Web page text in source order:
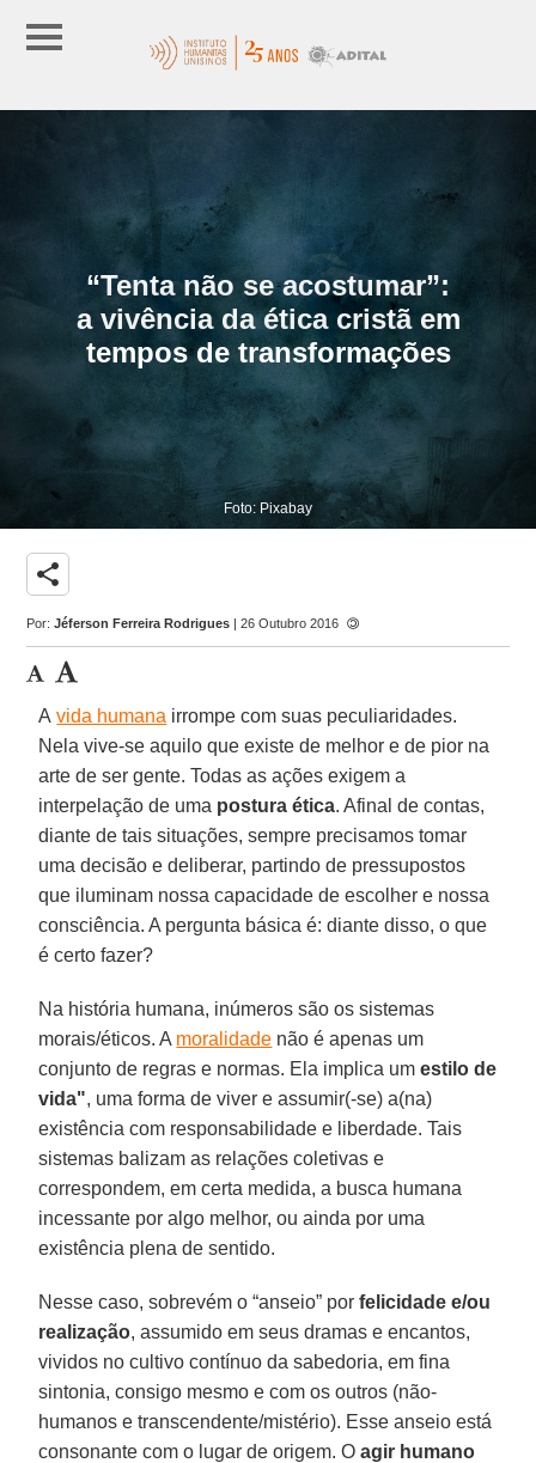
“Tenta não se acostumar”:
a vivência da ética cristã em
tempos de transformações
Foto: Pixabay
share
Por:Jéferson Ferreira Rodrigues | 26 Outubro 2016
A vida humana irrompe com suas peculiaridades.
Nela vive-se aquilo que existe de melhor e de pior na
arte de ser gente. Todas as ações exigem a
interpelação de uma postura ética. Afinal de contas,
diante de tais situações, sempre precisamos tomar
uma decisão e deliberar, partindo de pressupostos
que iluminam nossa capacidade de escolher e nossa
consciência. A pergunta básica é: diante disso, o que
é certo fazer?
Na história humana, inúmeros são os sistemas
morais/éticos. A moralidade não é apenas um
conjunto de regras e normas. Ela implica umestilo de
vida", uma forma de viver e assumir(-se) a(na)
existência com responsabilidade e liberdade. Tais
sistemas balizam as relações coletivas e
correspondem, em certa medida, a busca humana
incessante por algo melhor, ou ainda por uma
existência plena de sentido.
Nesse caso, sobrevém o “anseio” porfelicidade e/ou
realização, assumido em seus dramas e encantos,
vividos no cultivo contínuo da sabedoria, em fina
sintonia, consigo mesmo e com os outros (não-
humanos e transcendente/mistério). Esse anseio está
consonante com o lugar de origem. Oagir humano